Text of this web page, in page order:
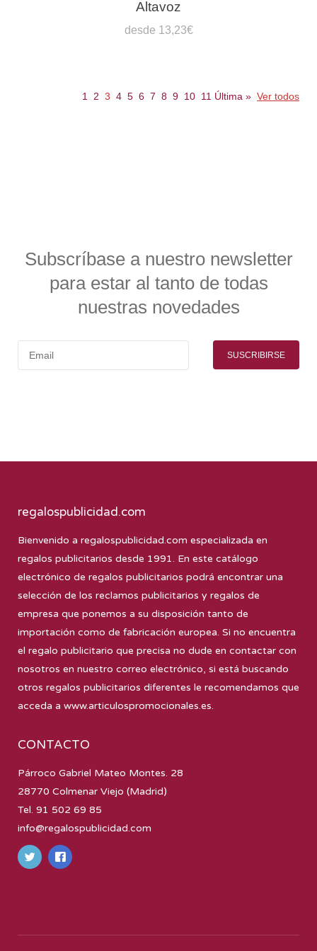
Altavoz
desde 13,23€
1 2 3 4 5 6 7 8 9 10 11 Última » Ver todos
Subscríbase a nuestro newsletter
para estar al tanto de todas
nuestras novedades
SUSCRIBIRSE
regalospublicidad.com
Bienvenido a regalospublicidad.com especializada en
regalos publicitarios desde 1991. En este catálogo
electrónico de regalos publicitarios podrá encontrar una
selección de los reclamos publicitarios y regalos de
empresa que ponemos a su disposición tanto de
importación como de fabricación europea. Si no encuentra
el regalo publicitario que precisa no dude en contactar con
nosotros en nuestro correo electrónico, si está buscando
otros regalos publicitarios diferentes le recomendamos que
acceda a www.articulospromocionales.es.
CONTACTO
Párroco Gabriel Mateo Montes. 28
28770 Colmenar Viejo (Madrid)
Tel. 91 502 69 85
info@regalospublicidad.com